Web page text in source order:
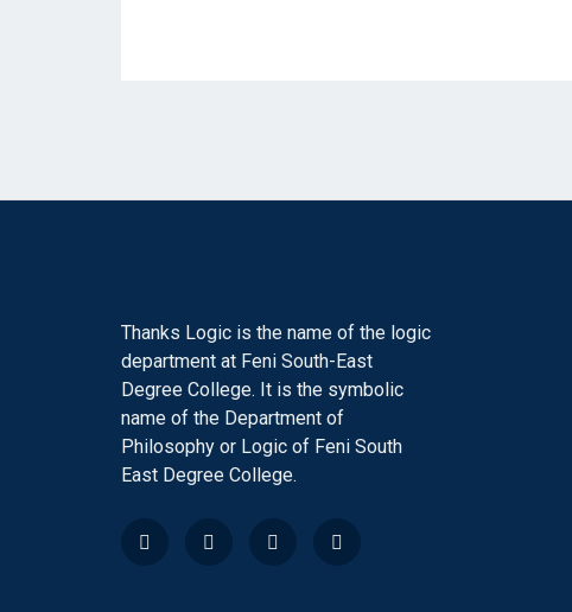
Thanks Logic is the name of the logic
department at Feni South-East
Degree College. It is the symbolic
name of the Department of
Philosophy or Logic of Feni South
East Degree College.